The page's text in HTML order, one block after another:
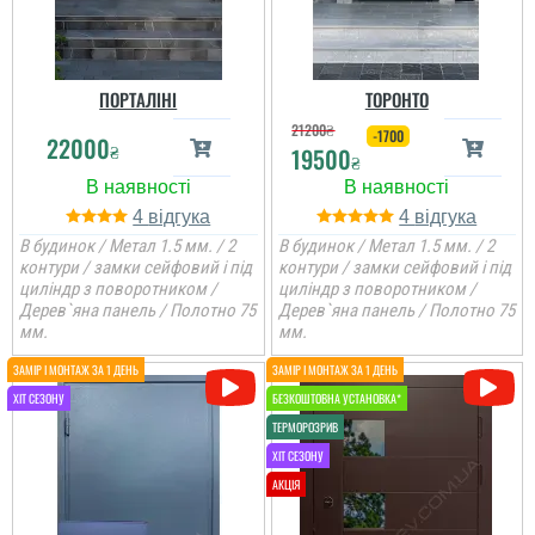
ПОРТАЛІНІ
22000₴
4
В будинок / Метал 1.5 мм. / 2
контури / замки сейфовий і під
циліндр з поворотником /
Дерев`яна панель / Полотно 75
мм.
ТОРОНТО
21200₴
19500₴
-1700
4
В будинок / Метал 1.5 мм. / 2
контури / замки сейфовий і під
циліндр з поворотником /
Дерев`яна панель / Полотно 75
мм.